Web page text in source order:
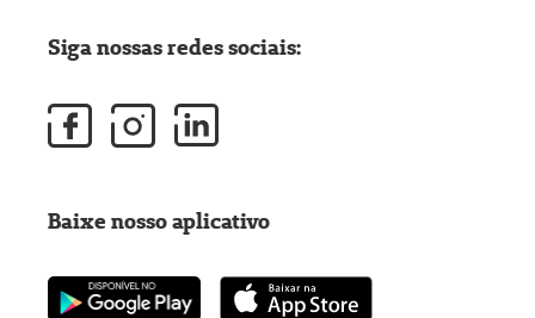
Siga nossas redes sociais:
Baixe nosso aplicativo